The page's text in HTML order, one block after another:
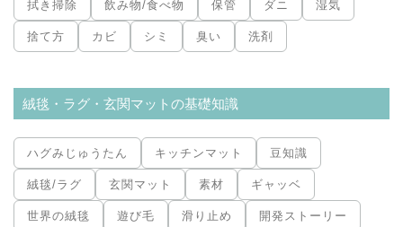
拭き掃除 飲み物/食べ物 保管 ダニ 湿気
捨て方 カビ シミ 臭い 洗剤
絨毯・ラグ・玄関マットの基礎知識
ハグみじゅうたん キッチンマット 豆知識
絨毯/ラグ 玄関マット 素材 ギャッベ
世界の絨毯 遊び毛 滑り止め 開発ストーリー